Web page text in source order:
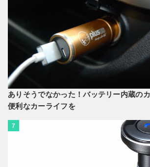
ありそうでなかった！バッテリー内蔵の
便利なカーライフを
7